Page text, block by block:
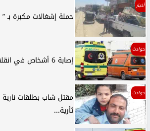
أخبار
حملة إشغالات مكبرة بـ
حوادث
إصابة 6 أشخاص في انقلاب سيارة نصف نقل...
حوادث
مقتل شاب بطلقات
ثأرية...